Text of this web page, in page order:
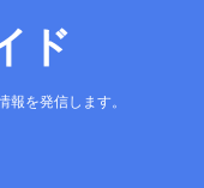
ド
を発信します。